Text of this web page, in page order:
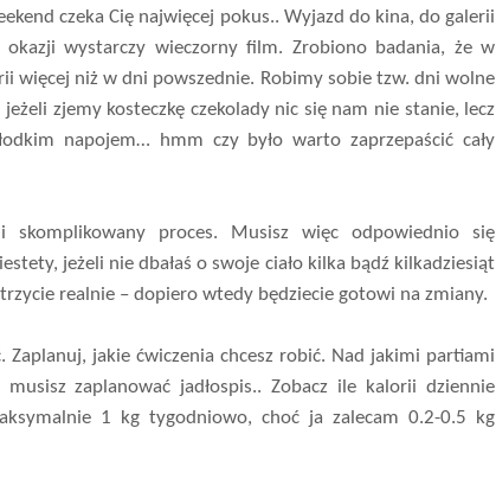
czeka Cię najwięcej pokus.. Wyjazd do kina, do galerii
wystarczy wieczorny film. Zrobiono badania, że w
więcej niż w dni powszednie. Robimy sobie tzw. dni wolne
zjemy kosteczkę czekolady nic się nam nie stanie, lecz
napojem… hmm czy było warto zaprzepaścić cały
skomplikowany proces. Musisz więc odpowiednio się
jeżeli nie dbałaś o swoje ciało kilka bądź kilkadziesiąt
realnie – dopiero wtedy będziecie gotowi na zmiany.
jakie ćwiczenia chcesz robić. Nad jakimi partiami
zaplanować jadłospis.. Zobacz ile kalorii dziennie
1 kg tygodniowo, choć ja zalecam 0.2-0.5 kg